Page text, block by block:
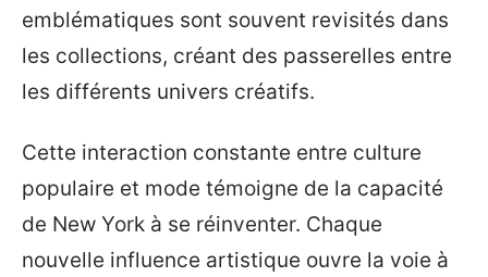
emblématiques sont souvent revisités dans
les collections, créant des passerelles entre
les différents univers créatifs.
Cette interaction constante entre culture
populaire et mode témoigne de la capacité
de New York à se réinventer. Chaque
nouvelle influence artistique ouvre la voie à